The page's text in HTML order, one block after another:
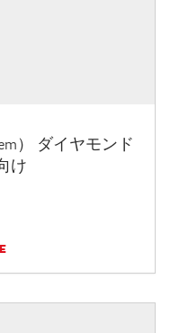
） ダイヤモンド
け